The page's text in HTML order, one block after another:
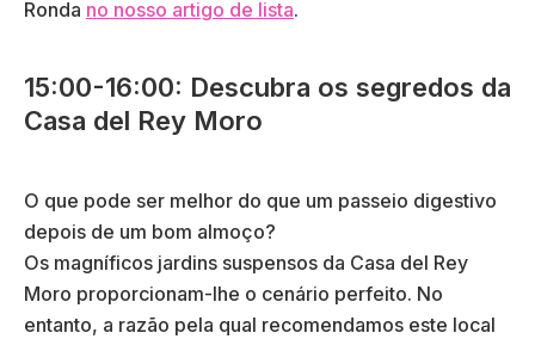
Ronda no nosso artigo de lista.
15:00-16:00: Descubra os segredos da
Casa del Rey Moro
O que pode ser melhor do que um passeio digestivo
depois de um bom almoço?
Os magníficos jardins suspensos da Casa del Rey
Moro proporcionam-lhe o cenário perfeito. No
entanto, a razão pela qual recomendamos este local